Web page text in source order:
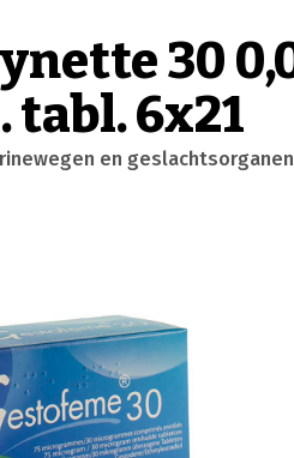
30
tabl. 6x21
en geslachtsorganen